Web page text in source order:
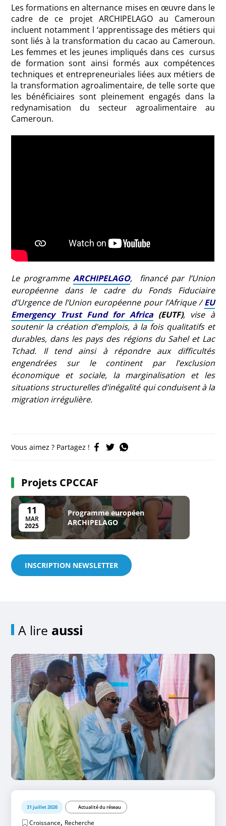
Les formations en alternance mises en œuvre dans le
cadre de ce projet ARCHIPELAGO au Cameroun
incluent notamment l ‘apprentissage des métiers qui
sont liés à la transformation du cacao au Cameroun.
Les femmes et les jeunes impliqués dans ces cursus
de formation sont ainsi formés aux compétences
techniques et entrepreneuriales liées aux métiers de
la transformation agroalimentaire, de telle sorte que
les bénéficiaires sont pleinement engagés dans la
redynamisation du secteur agroalimentaire au
Cameroun.
Le programmeARCHIPELAGO, financé par l’Union
européenne dans le cadre du Fonds Fiduciaire
d’Urgence de l’Union européenne pour l’Afrique /EU
Emergency Trust Fund for Africa(EUTF), vise à
soutenir la création d’emplois, à la fois qualitatifs et
durables, dans les pays des régions du Sahel et Lac
Tchad. Il tend ainsi à répondre aux difficultés
engendrées sur le continent par l’exclusion
économique et sociale, la marginalisation et les
situations structurelles d’inégalité qui conduisent à la
migration irrégulière.
Vous aimez ? Partagez !
Projets CPCCAF
11
MAR
2025
Programme européen
ARCHIPELAGO
INSCRIPTION NEWSLETTER
A lire aussi
31 juillet 2026 Actualité du réseau
Croissance, Recherche